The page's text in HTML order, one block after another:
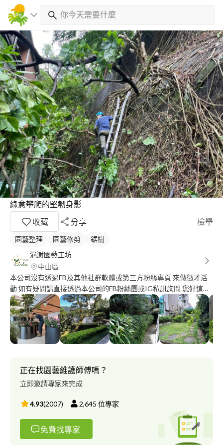
綠意攀爬的堅韌身影
收藏
分享 檢舉
園藝整理 園藝修剪
鋸樹
浥澍園藝工坊
中山區
本公司沒有透過FB及其他社群軟體或第三方粉絲專頁 來做徵才活
動 如有疑問請直接透過本公司的FB粉絲團或IG私訊詢問 您好這邊
是浥澍園藝工坊 很高興有能為您服務的機會 您可以提供清楚的環
境照片或者跟您約時間場勘 報價會比較精準唷 ☑️樹木修剪 需要現
勘評估地形環境配合吊車或是攀樹師 ☑️室內外植栽維護保養 室內
植栽定期維護 ☑️草坪定期維護 除草草皮雜草拔除維持單一草皮美
觀性 ☑️病蟲害防治 施肥 針對客戶所種植的植栽量身 定制專用的藥
樹相關問題諮詢 ☑️報價均需現場現勘後依照草坪大小 植栽灌木數
量 以及客戶需要修剪及清運量多寡的程度來做實際報價 ☑️樹木修
剪需現勘後選擇施作方式後額外報價 互相交流溝通 報價透明才能
把真正客戶想要的結果展現出來
正在找園藝維護師傅嗎？
立即邀請專家來完成
4.93(2007) 2,645 位專家
免費找專家